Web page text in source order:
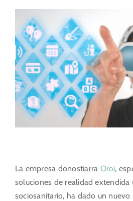
La empresa donostiarra Oroi,
soluciones de realidad extendida
sociosanitario, ha dado un nuevo